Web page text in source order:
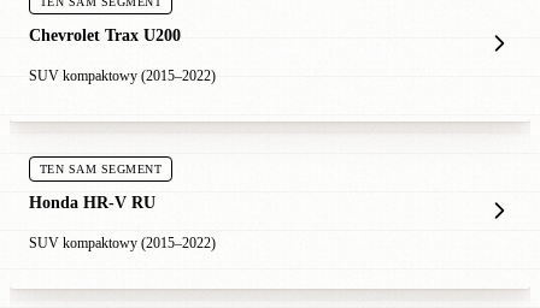
Chevrolet Trax U200
SUV kompaktowy (2015–2022)
TEN SAM SEGMENT
Honda HR-V RU
SUV kompaktowy (2015–2022)